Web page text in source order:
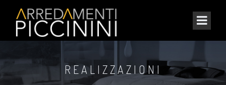
REALIZZAZIONI